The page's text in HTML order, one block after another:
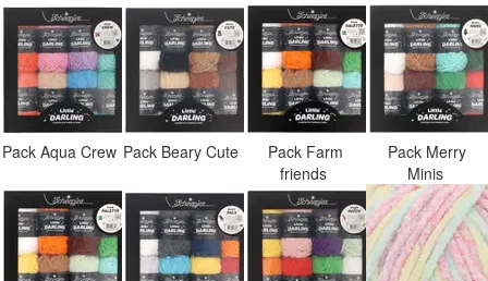
Pack Aqua Crew Pack Beary Cute
Pack Farm
friends
Pack Merry
Minis